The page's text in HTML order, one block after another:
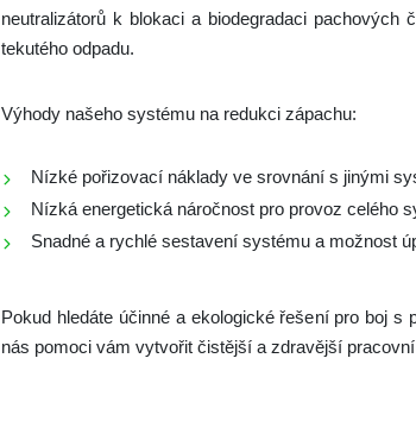
neutralizátorů k blokaci a biodegradaci pachových
tekutého odpadu.
Výhody našeho systému na redukci zápachu:
Nízké pořizovací náklady ve srovnání s jinými
Nízká energetická náročnost pro provoz celého
Snadné a rychlé sestavení systému a možnost
Pokud hledáte účinné a ekologické řešení pro boj
nás pomoci vám vytvořit čistější a zdravější